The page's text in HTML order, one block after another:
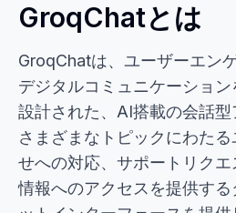
GroqChatとは
GroqChatは、ユーザーエン
デジタルコミュニケーショ
設計された、AI搭載の会話型
さまざまなトピックにわた
せへの対応、サポートリク
情報へのアクセスを提供す